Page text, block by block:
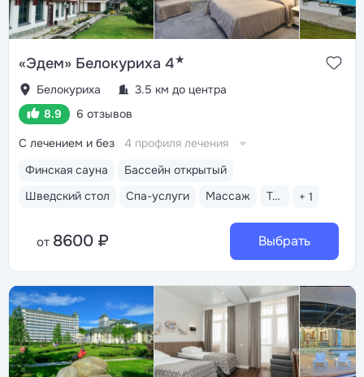
«Эдем» Белокуриха 4★
Белокуриха
3.5 км до центра
8.9
6 отзывов
Финская сауна
Бассейн открытый
Шведский стол
Спа-услуги Массаж Тренажерный зал + 1
С лечением и без 4 профиля лечения
от 8600 ₽ Выбрать